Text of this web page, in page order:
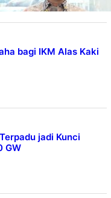
bagi IKM Alas Kaki
jadi Kunci
GW